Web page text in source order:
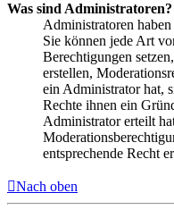
Was sind Administratoren?
Administratoren
Sie können jede Art
Berechtigungen
erstellen,
ein Administrator hat,
Rechte ihnen ein
Administrator erteilt
entsprechende Recht
Nach oben